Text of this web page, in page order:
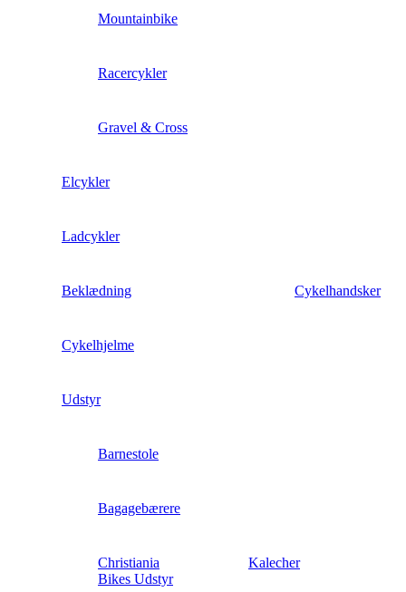
Mountainbike
Racercykler
Gravel & Cross
Elcykler
Ladcykler
Beklædning Cykelhandsker
Cykelhjelme
Udstyr
Barnestole
Bagagebærere
Christiania
Bikes Udstyr
Kalecher